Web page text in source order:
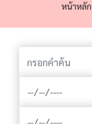
หน้าหลัก